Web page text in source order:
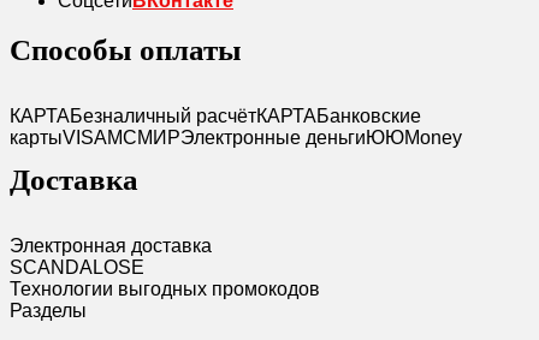
Способы оплаты
КАРТАБезналичный расчётКАРТАБанковские
картыVISAMCМИРЭлектронные деньгиЮЮMoney
Доставка
Электронная доставка
SCANDALOSE
Технологии выгодных промокодов
Разделы